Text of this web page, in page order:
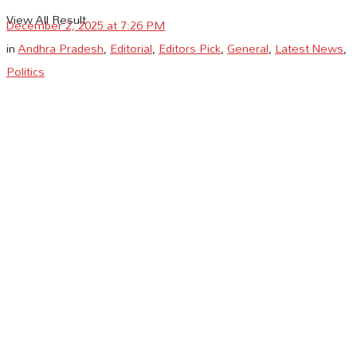
View All Result
December 2, 2025 at 7:26 PM
inAndhra Pradesh,Editorial,Editors Pick,General,Latest News,
Politics